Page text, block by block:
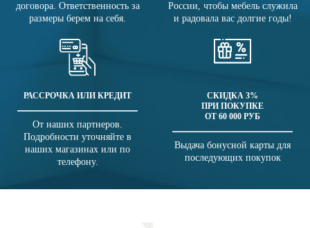
договора. Ответственность за
размеры берем на себя.
России, чтобы мебель служила
и радовала вас долгие годы!
РАССРОЧКА ИЛИ КРЕДИТ
От наших партнеров.
Подробности уточняйте в
наших магазинах или по
телефону.
СКИДКА 3%
ПРИ ПОКУПКЕ
ОТ 60 000 РУБ
Выдача бонусной карты для
последующих покупок